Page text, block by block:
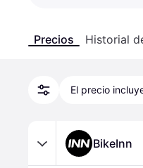
Precios Historial
El precio
BikeInn